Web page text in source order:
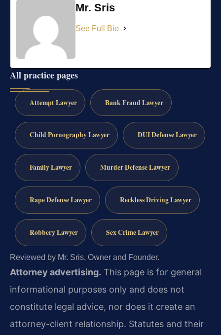
Mr. Sris
See Full Bio
All practice pages
Attempt Lawyer Bank Fraud Lawyer
Child Pornography Lawyer DUI Defense Lawyer
Family Lawyer Murder Defense Lawyer
Rape Defense Lawyer Reckless Driving Lawyer
Robbery Lawyer Sex Crime Lawyer
Reviewed by Mr. Sris, Owner and Founder.
Attorney advertising. This page is for general
informational purposes only and does not
constitute legal advice, nor does it create an
attorney-client relationship. Statutes and their